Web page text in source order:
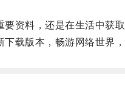
资料，还是在生活中获
载版本，畅游网络世界，